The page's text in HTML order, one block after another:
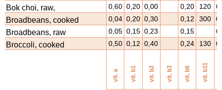
Bok choi, raw,
0,60 0,20 0,00 0,20 120
Broadbeans, cooked 0,04 0,20 0,30 0,12 300
Broadbeans, raw 0,05 0,15 0,23 0,15
Broccoli, cooked 0,50 0,12 0,40 0,24 130
vit. a vit. b1 vit. b2 vit. b3 vit. b6 vit. b11